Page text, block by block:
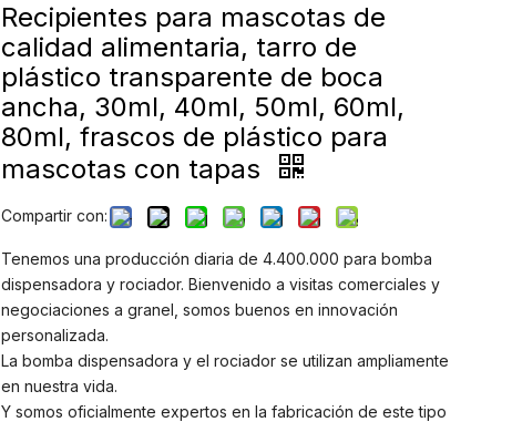
Recipientes para mascotas de
calidad alimentaria, tarro de
plástico transparente de boca
ancha, 30ml, 40ml, 50ml, 60ml,
80ml, frascos de plástico para
mascotas con tapas
Compartir con:
Tenemos una producción diaria de 4.400.000 para bomba
dispensadora y rociador. Bienvenido a visitas comerciales y
negociaciones a granel, somos buenos en innovación
personalizada.
La bomba dispensadora y el rociador se utilizan ampliamente
en nuestra vida.
Y somos oficialmente expertos en la fabricación de este tipo